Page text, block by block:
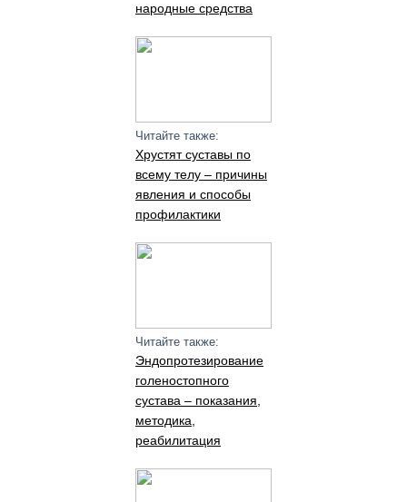
народные средства
Читайте также:
Хрустят суставы по
всему телу – причины
явления и способы
профилактики
Читайте также:
Эндопротезирование
голеностопного
сустава – показания,
методика,
реабилитация